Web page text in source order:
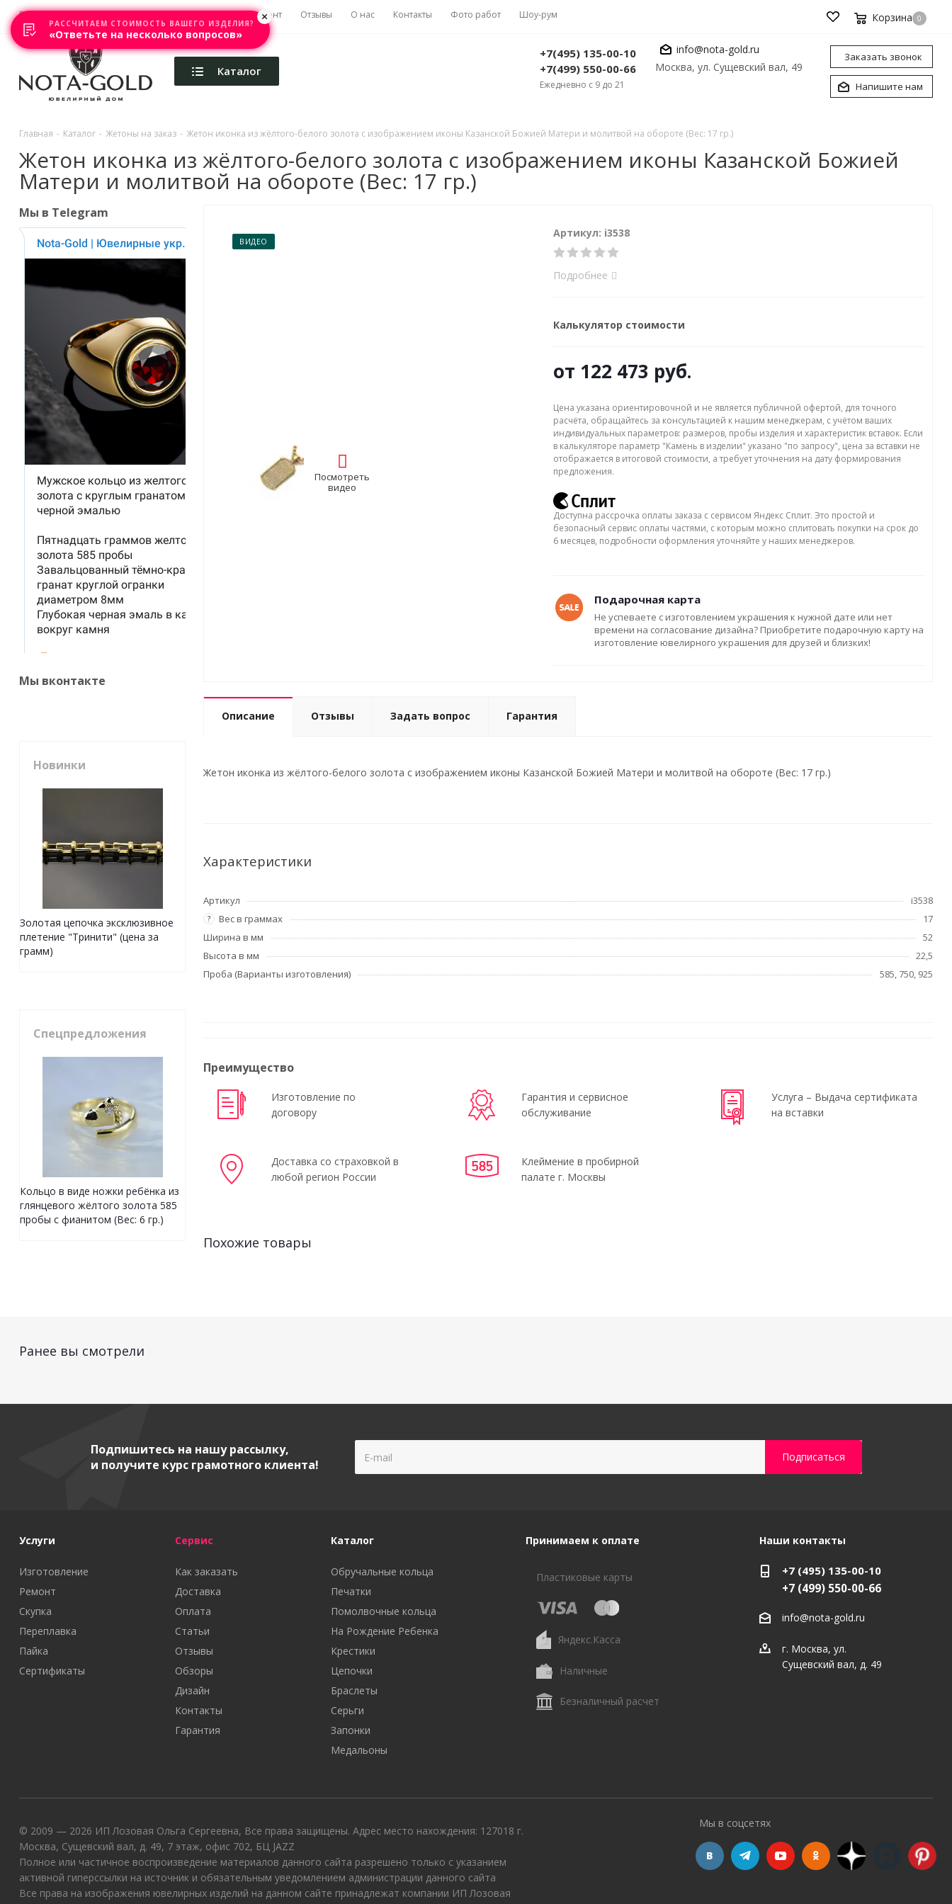
Главная Акции Каталоги Изготовление Ремонт Отзывы О нас Контакты Фото работ Шоу-рум Корзина 0
Каталог
+7(495) 135-00-10
+7(499) 550-00-66
Ежедневно с 9 до 21
info@nota-gold.ru
Москва, ул. Сущевский вал, 49
Заказать звонок
Напишите нам
Главная - Каталог - Жетоны на заказ - Жетон иконка из жёлтого-белого золота с изображением иконы Казанской Божией Матери и молитвой на обороте (Вес: 17 гр.)
Жетон иконка из жёлтого-белого золота с изображением иконы Казанской Божией
Матери и молитвой на обороте (Вес: 17 гр.)
ВИДЕО
Посмотреть
видео
Артикул: i3538
Подробнее
Калькулятор стоимости
от 122 473 руб.
Цена указана ориентировочной и не является публичной офертой, для точного
расчёта, обращайтесь за консультацией к нашим менеджерам, с учётом ваших
индивидуальных параметров: размеров, пробы изделия и характеристик вставок. Если
в калькуляторе параметр "Камень в изделии" указано "по запросу", цена за вставки не
отображается в итоговой стоимости, а требует уточнения на дату формирования
предложения.
Доступна рассрочка оплаты заказа с сервисом Яндекс Сплит. Это простой и
безопасный сервис оплаты частями, с которым можно сплитовать покупки на срок до
6 месяцев, подробности оформления уточняйте у наших менеджеров.
Подарочная карта
Не успеваете с изготовлением украшения к нужной дате или нет
времени на согласование дизайна? Приобретите подарочную карту на
изготовление ювелирного украшения для друзей и близких!
Описание Отзывы Задать вопрос Гарантия
Жетон иконка из жёлтого-белого золота с изображением иконы Казанской Божией Матери и молитвой на обороте (Вес: 17 гр.)
Характеристики
Артикул i3538
? Вес в граммах
17
Ширина в мм
52
Высота в мм
22,5
Проба (Варианты изготовления)
585, 750, 925
Преимущество
Изготовление по
договору
Гарантия и сервисное
обслуживание
Услуга – Выдача сертификата
на вставки
Доставка со страховкой в
любой регион России
Клеймение в пробирной
палате г. Москвы
Похожие товары
Мы в Telegram
Мы вконтакте
Новинки
Золотая цепочка эксклюзивное
плетение "Тринити" (цена за
грамм)
Спецпредложения
Кольцо в виде ножки ребёнка из
глянцевого жёлтого золота 585
пробы с фианитом (Вес: 6 гр.)
Ранее вы смотрели
Подпишитесь на нашу рассылку,
и получите курс грамотного клиента!
Услуги
Изготовление
Ремонт
Скупка
Переплавка
Пайка
Сертификаты
Сервис
Как заказать
Доставка
Оплата
Статьи
Отзывы
Обзоры
Дизайн
Контакты
Гарантия
Каталог
Обручальные кольца
Печатки
Помолвочные кольца
На Рождение Ребенка
Крестики
Цепочки
Браслеты
Серьги
Запонки
Медальоны
Принимаем к оплате
Пластиковые карты
Яндекс.Касса
Наличные
Безналичный расчет
Наши контакты
+7 (495) 135-00-10
+7 (499) 550-00-66
info@nota-gold.ru
г. Москва, ул.
Сущевский вал, д. 49
© 2009 — 2026 ИП Лозовая Ольга Сергеевна, Все права защищены. Адрес место нахождения: 127018 г.
Москва, Сущевский вал, д. 49, 7 этаж, офис 702, БЦ JAZZ
Полное или частичное воспроизведение материалов данного сайта разрешено только с указанием
активной гиперссылки на источник и обязательным уведомлением администрации данного сайта
Все права на изображения ювелирных изделий на данном сайте принадлежат компании ИП Лозовая
Мы в соцсетях
РАССЧИТАЕМ СТОИМОСТЬ ВАШЕГО ИЗДЕЛИЯ?
«Ответьте на несколько вопросов»